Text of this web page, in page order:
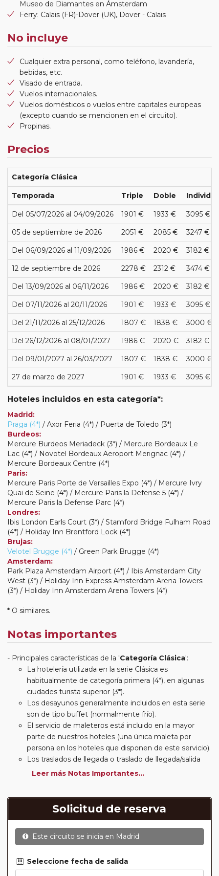
Museo de Diamantes en Ámsterdam
Ferry: Calais (FR)-Dover (UK), Dover - Calais
No incluye
Cualquier extra personal, como teléfono, lavandería,
bebidas, etc.
Visado de entrada.
Vuelos internacionales.
Vuelos domésticos o vuelos entre capitales europeas
(excepto cuando se mencionen en el circuito).
Propinas.
Precios
Categoría Clásica
Temporada Triple Doble
Del 05/07/2026 al 04/09/2026 1901 € 1933 € 3095 €
05 de septiembre de 2026 2051 € 2085 € 3247 €
Del 06/09/2026 al 11/09/2026 1986 € 2020 € 3182 €
12 de septiembre de 2026 2278 € 2312 € 3474 €
Del 13/09/2026 al 06/11/2026 1986 € 2020 € 3182 €
Del 07/11/2026 al 20/11/2026 1901 € 1933 € 3095 €
Del 21/11/2026 al 25/12/2026 1807 € 1838 € 3000 €
Del 26/12/2026 al 08/01/2027 1986 € 2020 € 3182 €
Del 09/01/2027 al 26/03/2027 1807 € 1838 € 3000 €
27 de marzo de 2027 1901 € 1933 € 3095 €
Hoteles incluidos en esta categoría*:
Madrid:
Praga (4*) / Axor Feria (4*) / Puerta de Toledo (3*)
Burdeos:
Mercure Burdeos Meriadeck (3*) / Mercure Bordeaux Le
Lac (4*) / Novotel Bordeaux Aeroport Merignac (4*) /
Mercure Bordeaux Centre (4*)
Paris:
Mercure Paris Porte de Versailles Expo (4*) / Mercure Ivry
Quai de Seine (4*) / Mercure Paris la Defense 5 (4*) /
Mercure Paris la Defense Parc (4*)
Londres:
Ibis London Earls Court (3*) / Stamford Bridge Fulham Road
(4*) / Holiday Inn Brentford Lock (4*)
Brujas:
Velotel Brugge (4*) / Green Park Brugge (4*)
Amsterdam:
Park Plaza Amsterdam Airport (4*) / Ibis Amsterdam City
West (3*) / Holiday Inn Express Amsterdam Arena Towers
(3*) / Holiday Inn Amsterdam Arena Towers (4*)
* O similares.
Notas importantes
Principales características de la 'Categoría Clásica':
La hotelería utilizada en la serie Clásica es
habitualmente de categoría primera (4*), en algunas
ciudades turista superior (3*).
Los desayunos generalmente incluidos en esta serie
son de tipo buffet (normalmente frío).
El servicio de maleteros está incluido en la mayor
parte de nuestros hoteles (una única maleta por
persona en los hoteles que disponen de este servicio).
Los traslados de llegada o traslado de llegada/salida
estarán incluidos según itinerario.
suplemento de media pensión (incluirá un número de
almuerzos o cenas señalado en su itinerario).
En muchos itinerarios le incluimos algunas cenas. En
circuitos clásicos Europeos normalmente las entradas
mientras que en viajes regionales y otros viajes
incluimos muchas de las entradas. En todos los
Leer más Notas Importantes...
Solicitud de reserva
Este circuito se inicia en Madrid
Seleccione fecha de salida